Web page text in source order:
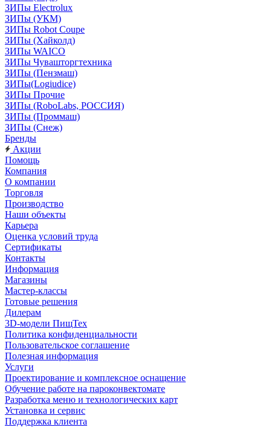
ЗИПы Electrolux
ЗИПы (УКМ)
ЗИПы Robot Coupe
ЗИПы (Хайколд)
ЗИПы WAICO
ЗИПы Чувашторгтехника
ЗИПы (Пензмаш)
ЗИПы(Logiudice)
ЗИПы Прочие
ЗИПы (RoboLabs, РОССИЯ)
ЗИПы (Проммаш)
ЗИПы (Снеж)
Бренды
Акции
Помощь
Компания
О компании
Торговля
Производство
Наши объекты
Карьера
Оценка условий труда
Сертификаты
Контакты
Информация
Магазины
Мастер-классы
Готовые решения
Дилерам
3D-модели ПищТех
Политика конфиденциальности
Пользовательское соглашение
Полезная информация
Услуги
Проектирование и комплексное оснащение
Обучение работе на пароконвектомате
Разработка меню и технологических карт
Установка и сервис
Поддержка клиента